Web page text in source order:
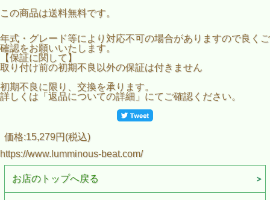
この商品は送料無料です。
年式・グレード等により対応不可の場合がありますので良くご
確認をお願いいたします。
【保証に関して】
取り付け前の初期不良以外の保証は付きません
初期不良に限り、交換を承ります。
詳しくは「返品についての詳細」にてご確認ください。
価格:15,279円(税込)
https://www.lumminous-beat.com/
お店のトップへ戻る